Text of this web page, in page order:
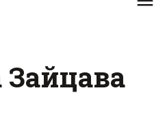
Зайцава